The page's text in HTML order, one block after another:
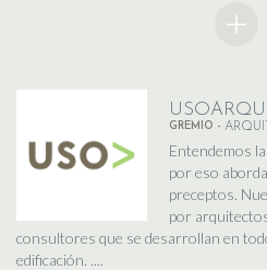
GREMIO -
Entendemos
por eso
preceptos.
por
consultores que se desarrollan en
edificación. ....